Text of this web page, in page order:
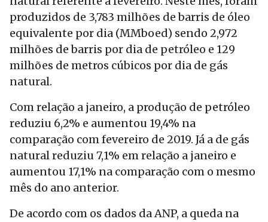
produzidos de 3,783 milhões de barris de óleo
equivalente por dia (MMboed) sendo 2,972
milhões de barris por dia de petróleo e 129
milhões de metros cúbicos por dia de gás
natural.
Com relação a janeiro, a produção de petróleo
reduziu 6,2% e aumentou 19,4% na
comparação com fevereiro de 2019. Já a de gás
natural reduziu 7,1% em relação a janeiro e
aumentou 17,1% na comparação com o mesmo
mês do ano anterior.
De acordo com os dados da ANP, a queda na